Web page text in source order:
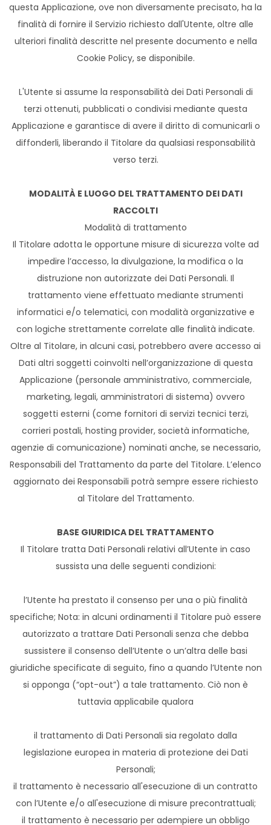
questa Applicazione, ove non diversamente precisato, ha la
finalità di fornire il Servizio richiesto dall'Utente, oltre alle
ulteriori finalità descritte nel presente documento e nella
Cookie Policy, se disponibile.
L'Utente si assume la responsabilità dei Dati Personali di
terzi ottenuti, pubblicati o condivisi mediante questa
Applicazione e garantisce di avere il diritto di comunicarli o
diffonderli, liberando il Titolare da qualsiasi responsabilità
verso terzi.
MODALITÀ E LUOGO DEL TRATTAMENTO DEI DATI
RACCOLTI
Modalità di trattamento
Il Titolare adotta le opportune misure di sicurezza volte ad
impedire l’accesso, la divulgazione, la modifica o la
distruzione non autorizzate dei Dati Personali. Il
trattamento viene effettuato mediante strumenti
informatici e/o telematici, con modalità organizzative e
con logiche strettamente correlate alle finalità indicate.
Oltre al Titolare, in alcuni casi, potrebbero avere accesso ai
Dati altri soggetti coinvolti nell’organizzazione di questa
Applicazione (personale amministrativo, commerciale,
marketing, legali, amministratori di sistema) ovvero
soggetti esterni (come fornitori di servizi tecnici terzi,
corrieri postali, hosting provider, società informatiche,
agenzie di comunicazione) nominati anche, se necessario,
Responsabili del Trattamento da parte del Titolare. L’elenco
aggiornato dei Responsabili potrà sempre essere richiesto
al Titolare del Trattamento.
BASE GIURIDICA DEL TRATTAMENTO
Il Titolare tratta Dati Personali relativi all’Utente in caso
sussista una delle seguenti condizioni:
l’Utente ha prestato il consenso per una o più finalità
specifiche; Nota: in alcuni ordinamenti il Titolare può essere
autorizzato a trattare Dati Personali senza che debba
sussistere il consenso dell’Utente o un’altra delle basi
giuridiche specificate di seguito, fino a quando l’Utente non
si opponga (“opt-out”) a tale trattamento. Ciò non è
tuttavia applicabile qualora
il trattamento di Dati Personali sia regolato dalla
legislazione europea in materia di protezione dei Dati
Personali;
il trattamento è necessario all'esecuzione di un contratto
con l’Utente e/o all'esecuzione di misure precontrattuali;
il trattamento è necessario per adempiere un obbligo